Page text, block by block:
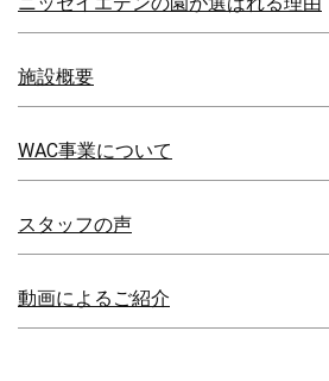
施設概要
WAC事業について
スタッフの声
動画によるご紹介